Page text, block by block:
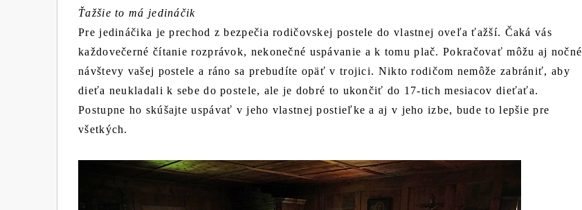
Ťažšie to má jedináčik
Pre jedináčika je prechod z bezpečia rodičovskej postele do vlastnej oveľa ťažší. Čaká vás
každovečerné čítanie rozprávok, nekonečné uspávanie a k tomu plač. Pokračovať môžu aj nočné
návštevy vašej postele a ráno sa prebudíte opäť v trojici. Nikto rodičom nemôže zabrániť, aby
dieťa neukladali k sebe do postele, ale je dobré to ukončiť do 17-tich mesiacov dieťaťa.
Postupne ho skúšajte uspávať v jeho vlastnej postieľke a aj v jeho izbe, bude to lepšie pre
všetkých.